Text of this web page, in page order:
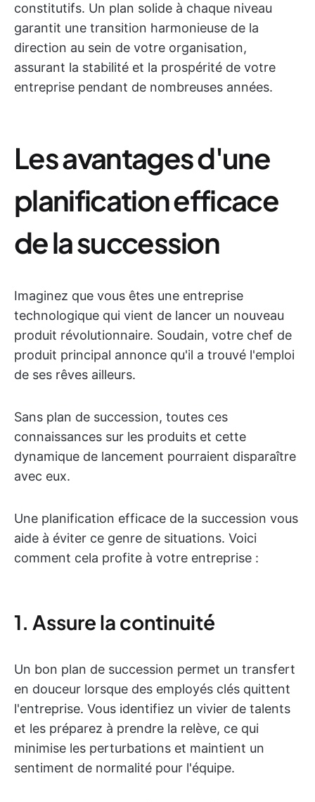
constitutifs. Un plan solide à chaque niveau
garantit une transition harmonieuse de la
direction au sein de votre organisation,
assurant la stabilité et la prospérité de votre
entreprise pendant de nombreuses années.
Les avantages d'une
planification efficace
de la succession
Imaginez que vous êtes une entreprise
technologique qui vient de lancer un nouveau
produit révolutionnaire. Soudain, votre chef de
produit principal annonce qu'il a trouvé l'emploi
de ses rêves ailleurs.
Sans plan de succession, toutes ces
connaissances sur les produits et cette
dynamique de lancement pourraient disparaître
avec eux.
Une planification efficace de la succession vous
aide à éviter ce genre de situations. Voici
comment cela profite à votre entreprise :
1. Assure la continuité
Un bon plan de succession permet un transfert
en douceur lorsque des employés clés quittent
l'entreprise. Vous identifiez un vivier de talents
et les préparez à prendre la relève, ce qui
minimise les perturbations et maintient un
sentiment de normalité pour l'équipe.